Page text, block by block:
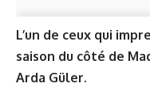
L’un de ceux qui
saison du côté de
Arda Güler.